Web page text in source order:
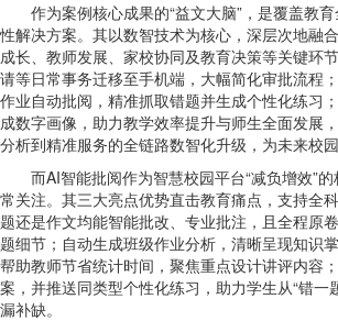
作为案例核心成果的“益文大脑”，是覆盖教育
性解决方案。其以数智技术为核心，深层次地融
成长、教师发展、家校协同及教育决策等关键环
请等日常事务迁移至手机端，大幅简化审批流程
作业自动批阅，精准抓取错题并生成个性化练习
成数字画像，助力教学效率提升与师生全面发展
分析到精准服务的全链路数智化升级，为未来校
而AI智能批阅作为智慧校园平台“减负增效”的
常关注。其三大亮点优势直击教育痛点，支持全
题还是作文均能智能批改、专业批注，且全程原
题细节；自动生成班级作业分析，清晰呈现知识
帮助教师节省统计时间，聚焦重点设计讲评内容
案，并推送同类型个性化练习，助力学生从“错一
漏补缺。